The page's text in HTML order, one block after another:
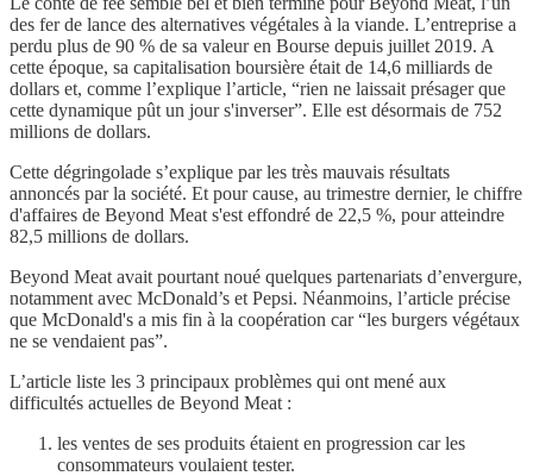
des fer de lance des alternatives végétales à la viande. L’entreprise a
perdu plus de 90 % de sa valeur en Bourse depuis juillet 2019. A
cette époque, sa capitalisation boursière était de 14,6 milliards de
dollars et, comme l’explique l’article, “rien ne laissait présager que
cette dynamique pût un jour s'inverser”. Elle est désormais de 752
millions de dollars.
Cette dégringolade s’explique par les très mauvais résultats
annoncés par la société. Et pour cause, au trimestre dernier, le chiffre
d'affaires de Beyond Meat s'est effondré de 22,5 %, pour atteindre
82,5 millions de dollars.
Beyond Meat avait pourtant noué quelques partenariats d’envergure,
notamment avec McDonald’s et Pepsi. Néanmoins, l’article précise
que McDonald's a mis fin à la coopération car “les burgers végétaux
ne se vendaient pas”.
L’article liste les 3 principaux problèmes qui ont mené aux
difficultés actuelles de Beyond Meat :
les ventes de ses produits étaient en progression car les
consommateurs voulaient tester.